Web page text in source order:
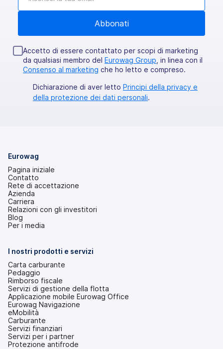
Accetto di essere contattato per scopi di marketing
da qualsiasi membro del Eurowag Group , in linea con il
Consenso al marketing che ho letto e compreso.
Dichiarazione di aver letto Principi della privacy e
della protezione dei dati personali.
Eurowag
Pagina iniziale
Contatto
Rete di accettazione
Azienda
Carriera
Relazioni con gli investitori
(si
apre
nuova
scheda)
Blog
Per i media
I nostri prodotti e servizi
Carta carburante
Pedaggio
Rimborso fiscale
Servizi di gestione della flotta
Applicazione mobile Eurowag Office
Eurowag Navigazione
eMobilità
Carburante
Servizi finanziari
Servizi per i partner
Protezione antifrode